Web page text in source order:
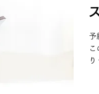
予